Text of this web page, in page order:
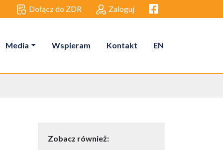
Dołącz do ZDR Zaloguj Facebook link
Media Wspieram Kontakt EN
Zobacz również: